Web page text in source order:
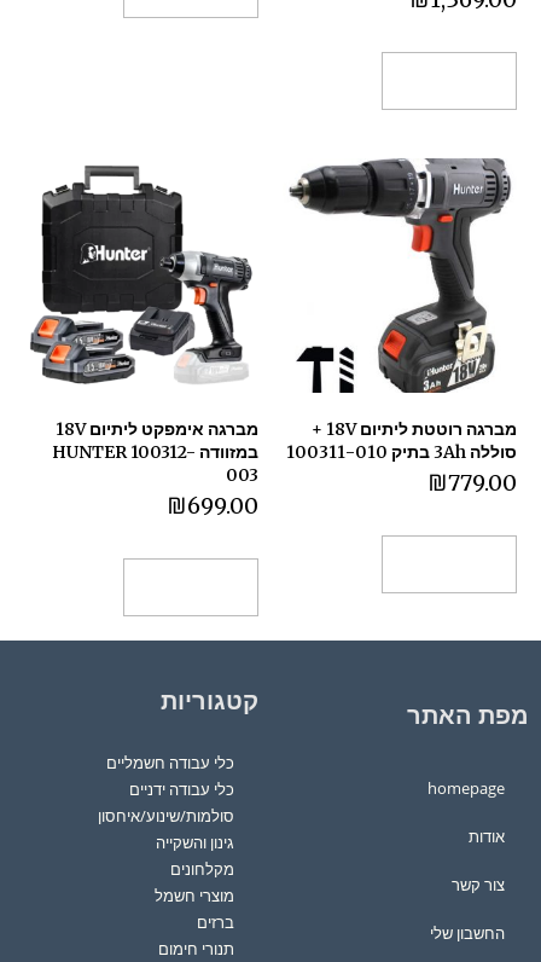
מברגה רוטטת ליתיום 18V +
סוללה 3Ah בתיק 100311-010
₪779.00
מברגה אימפקט ליתיום 18V
במזוודה HUNTER 100312-
003
₪699.00
מפת האתר
homepage
אודות
צור קשר
החשבון שלי
קטגוריות
כלי עבודה חשמליים
כלי עבודה ידניים
סולמות/שינוע/איחסון
גינון והשקייה
מקלחונים
מוצרי חשמל
ברזים
תנורי חימום